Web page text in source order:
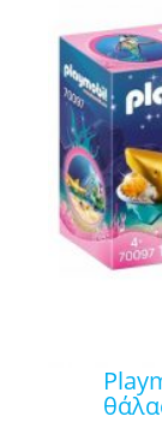
playmobil 70097 βασιλιάς της